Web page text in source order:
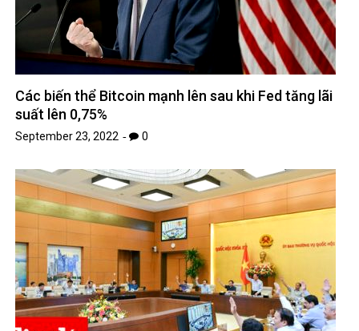
Các biến thể Bitcoin mạnh lên sau khi Fed tăng lãi
suất lên 0,75%
September 23, 2022 0